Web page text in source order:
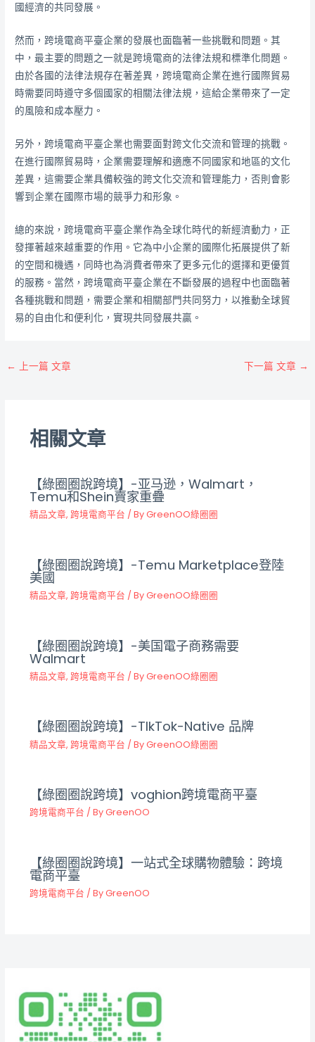
國經濟的共同發展。
然而，跨境電商平臺企業的發展也面臨著一些挑戰和問題。其
中，最主要的問題之一就是跨境電商的法律法規和標準化問題。
由於各國的法律法規存在著差異，跨境電商企業在進行國際貿易
時需要同時遵守多個國家的相關法律法規，這給企業帶來了一定
的風險和成本壓力。
另外，跨境電商平臺企業也需要面對跨文化交流和管理的挑戰。
在進行國際貿易時，企業需要理解和適應不同國家和地區的文化
差異，這需要企業具備較強的跨文化交流和管理能力，否則會影
響到企業在國際市場的競爭力和形象。
總的來說，跨境電商平臺企業作為全球化時代的新經濟動力，正
發揮著越來越重要的作用。它為中小企業的國際化拓展提供了新
的空間和機遇，同時也為消費者帶來了更多元化的選擇和更優質
的服務。當然，跨境電商平臺企業在不斷發展的過程中也面臨著
各種挑戰和問題，需要企業和相關部門共同努力，以推動全球貿
易的自由化和便利化，實現共同發展共贏。
← 上一篇 文章 下一篇 文章 →
相關文章
【綠圈圈說跨境】-亚马逊，Walmart，
Temu和Shein賣家重疊
精品文章, 跨境電商平台 / ByGreenOO綠圈圈
【綠圈圈說跨境】-Temu Marketplace登陸
美國
精品文章, 跨境電商平台 / ByGreenOO綠圈圈
【綠圈圈說跨境】-美国電子商務需要
Walmart
精品文章, 跨境電商平台 / ByGreenOO綠圈圈
【綠圈圈說跨境】-TIkTok-Native 品牌
精品文章, 跨境電商平台 / ByGreenOO綠圈圈
【綠圈圈說跨境】voghion跨境電商平臺
跨境電商平台 / ByGreenOO
【綠圈圈說跨境】一站式全球購物體驗：跨境
電商平臺
跨境電商平台 / ByGreenOO